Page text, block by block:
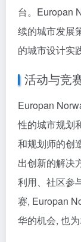
台。Europan
续的城市发展
的城市设计实
活动与竞
Europan
性的城市规划
和规划师的创
出创新的解决
利用、社区参
赛, Europan
华的机会, 也